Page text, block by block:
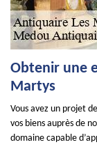
Obtenir une
Martys
Vous avez un projet
vos biens auprès de
domaine capable